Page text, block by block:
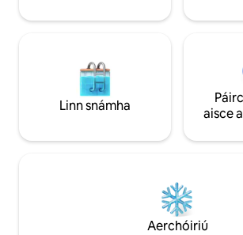
ón teach agus is minic a fheicimid Denali.
Linn snámha
aisce
Aerchóiriú